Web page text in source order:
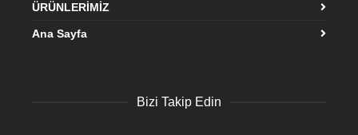
ÜRÜNLERİMİZ
Ana Sayfa
Bizi Takip Edin